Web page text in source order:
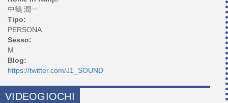
中鶴 潤一
Tipo:
PERSONA
Sesso:
M
Blog:
https://twitter.com/J1_SOUND
VIDEOGIOCHI